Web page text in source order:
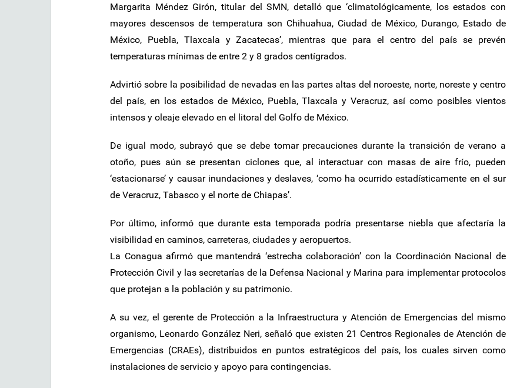
Margarita Méndez Girón, titular del SMN, detalló que ‘climatológicamente, los estados con
mayores descensos de temperatura son Chihuahua, Ciudad de México, Durango, Estado de
México, Puebla, Tlaxcala y Zacatecas’, mientras que para el centro del país se prevén
temperaturas mínimas de entre 2 y 8 grados centígrados.
Advirtió sobre la posibilidad de nevadas en las partes altas del noroeste, norte, noreste y centro
del país, en los estados de México, Puebla, Tlaxcala y Veracruz, así como posibles vientos
intensos y oleaje elevado en el litoral del Golfo de México.
De igual modo, subrayó que se debe tomar precauciones durante la transición de verano a
otoño, pues aún se presentan ciclones que, al interactuar con masas de aire frío, pueden
‘estacionarse’ y causar inundaciones y deslaves, ‘como ha ocurrido estadísticamente en el sur
de Veracruz, Tabasco y el norte de Chiapas’.
Por último, informó que durante esta temporada podría presentarse niebla que afectaría la
visibilidad en caminos, carreteras, ciudades y aeropuertos.
La Conagua afirmó que mantendrá ‘estrecha colaboración’ con la Coordinación Nacional de
Protección Civil y las secretarías de la Defensa Nacional y Marina para implementar protocolos
que protejan a la población y su patrimonio.
A su vez, el gerente de Protección a la Infraestructura y Atención de Emergencias del mismo
organismo, Leonardo González Neri, señaló que existen 21 Centros Regionales de Atención de
Emergencias (CRAEs), distribuidos en puntos estratégicos del país, los cuales sirven como
instalaciones de servicio y apoyo para contingencias.